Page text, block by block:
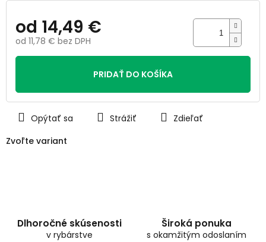
Zvoľte variant
od 14,49 €
od 11,78 € bez DPH
Jednotková
PRIDAŤ DO KOŠÍKA
Opýtať sa Strážiť Zdieľať
Dlhoročné skúsenosti
v rybárstve
Široká ponuka
s okamžitým odoslaním